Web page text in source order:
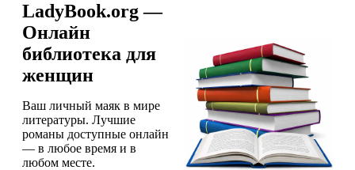
LadyBook.org —
Онлайн
библиотека для
женщин
Ваш личный маяк в мире
литературы. Лучшие
романы доступные онлайн
— в любое время и в
любом месте.